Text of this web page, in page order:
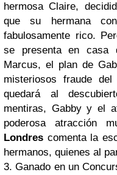
hermosa Claire,
que su hermana
fabulosamente rico.
se presenta en casa
Marcus, el plan de
misteriosos fraude
quedará al
mentiras, Gabby y el
poderosa atracción
Londres comenta la
hermanos, quienes al
3. Ganado en un